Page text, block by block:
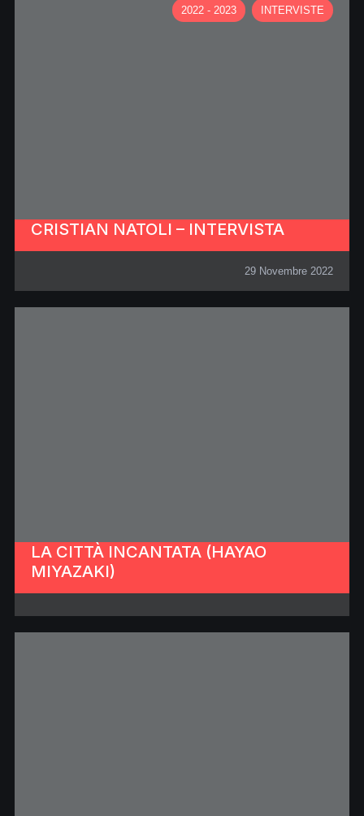
2022 - 2023 INTERVISTE
CRISTIAN NATOLI – INTERVISTA
29 Novembre 2022
LA CITTÀ INCANTATA (HAYAO
MIYAZAKI)